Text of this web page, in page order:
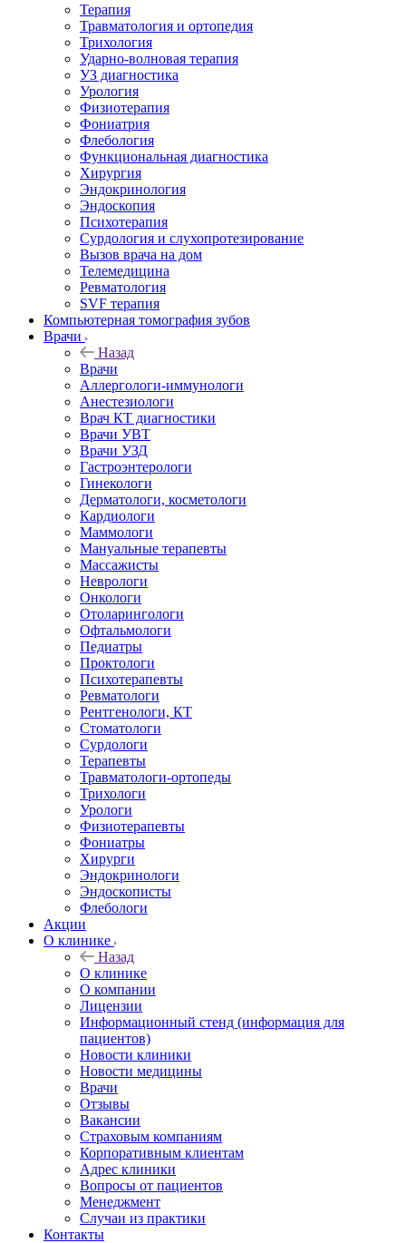
Терапия
Травматология и ортопедия
Трихология
Ударно-волновая терапия
УЗ диагностика
Урология
Физиотерапия
Фониатрия
Флебология
Функциональная диагностика
Хирургия
Эндокринология
Эндоскопия
Психотерапия
Сурдология и слухопротезирование
Вызов врача на дом
Телемедицина
Ревматология
SVF терапия
Компьютерная томография зубов
Врачи
Назад
Врачи
Аллергологи-иммунологи
Анестезиологи
Врач КТ диагностики
Врачи УВТ
Врачи УЗД
Гастроэнтерологи
Гинекологи
Дерматологи, косметологи
Кардиологи
Маммологи
Мануальные терапевты
Массажисты
Неврологи
Онкологи
Отоларингологи
Офтальмологи
Педиатры
Проктологи
Психотерапевты
Ревматологи
Рентгенологи, КТ
Стоматологи
Сурдологи
Терапевты
Травматологи-ортопеды
Трихологи
Урологи
Физиотерапевты
Фониатры
Хирурги
Эндокринологи
Эндоскописты
Флебологи
Акции
О клинике
Назад
О клинике
О компании
Лицензии
Информационный стенд (информация для
пациентов)
Новости клиники
Новости медицины
Врачи
Отзывы
Вакансии
Страховым компаниям
Корпоративным клиентам
Адрес клиники
Вопросы от пациентов
Менеджмент
Случаи из практики
Контакты